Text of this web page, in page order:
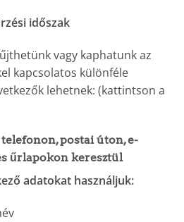
időszak
vagy kaphatunk az
kapcsolatos különféle
lehetnek: (kattintson a
postai úton, e-
űrlapokon keresztül
adatokat használjuk: